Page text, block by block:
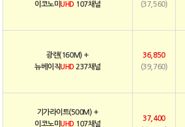
이코노미UHD 107채널
(37,560)
광랜(160M) +
뉴베이직UHD 237채널
36,850
(39,760)
기가라이트(500M) +
이코노미UHD 107채널
37,400